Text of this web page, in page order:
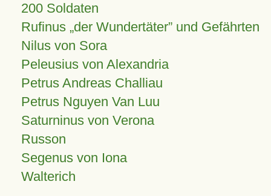
200 Soldaten
Rufinus „der Wundertäter” und Gefährten
Nilus von Sora
Peleusius von Alexandria
Petrus Andreas Challiau
Petrus Nguyen Van Luu
Saturninus von Verona
Russon
Segenus von Iona
Walterich